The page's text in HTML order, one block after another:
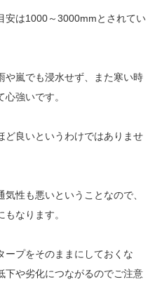
安は1000～3000mmとされてい
や嵐でも浸水せず、また寒い時
強いです。
ど良いというわけではありませ
性も悪いということなので、
なります。
ープをそのままにしておくな
下や劣化につながるのでご注意